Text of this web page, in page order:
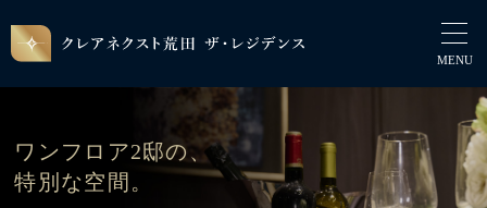
ワンフロア2邸の、
特別な空間。